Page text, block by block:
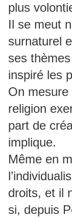
plus
Il se meut
surnaturel
ses
inspiré les
On mesure
religion
part de
implique.
Même en
droits, et il
si, depuis